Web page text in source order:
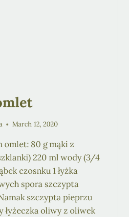
March 12, 2020
omlet: 80 g mąki z
220 ml wody (3/4
czosnku 1 łyżka
spora szczypta
szczypta pieprzu
łyżeczka oliwy z oliwek